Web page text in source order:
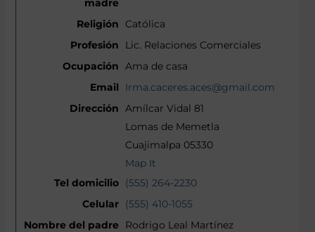
Católica
Lic. Relaciones Comerciales
Ama de casa
Irma.caceres.aces@gmail.com
Amílcar Vidal 81
Lomas de Memetla
Cuajimalpa 05330
Map It
(555) 264-2230
(555) 410-1055
Rodrigo Leal Martínez